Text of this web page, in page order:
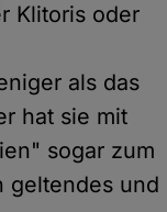
Klitoris oder
als das
hat sie mit
sogar zum
geltendes und